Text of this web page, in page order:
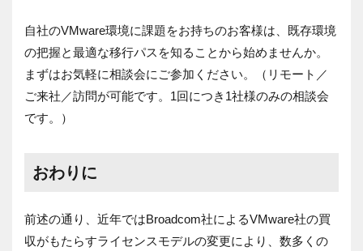
自社のVMware環境に課題をお持ちのお客様は、既存環境
の把握と最適な移行パスを知ることから始めませんか。
まずはお気軽に相談会にご参加ください。（リモート／
ご来社／訪問が可能です。1回につき1社様のみの相談会
です。）
おわりに
前述の通り、近年ではBroadcom社によるVMware社の買
収がもたらすライセンスモデルの変更により、数多くの